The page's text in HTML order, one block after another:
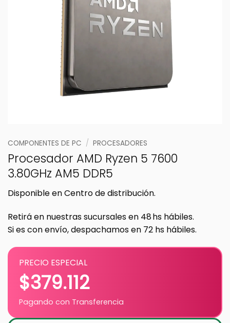
COMPONENTES DE PC / PROCESADORES
Procesador AMD Ryzen 5 7600
3.80GHz AM5 DDR5
Disponible en Centro de distribución.
Retirá en nuestras sucursales en 48 hs hábiles.
Si es con envío, despachamos en 72 hs hábiles.
PRECIO ESPECIAL
$379.112
Pagando con Transferencia